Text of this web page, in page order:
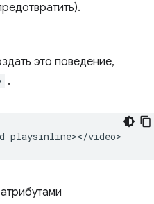
это поведение,
.